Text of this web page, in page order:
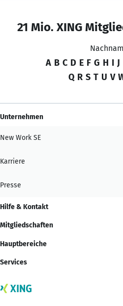
21 Mio. XING
A B C D E F G H I J
Q R S T U V
Unternehmen
New Work SE
Karriere
Presse
Hilfe & Kontakt
Mitgliedschaften
Hauptbereiche
Services